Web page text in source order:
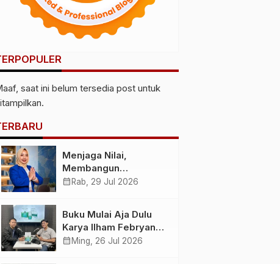
saat ini belum tersedia post untuk
Menjaga Nilai,
Membangun
Kemandirian
Ekonomi Perempuan
yang Berdaya,
Akuntabel dan
calendar_month Rab, 29 Jul 2026
Buku Mulai Aja Dulu
Karya Ilham Febryan
Hadir, Dorong Anak
calendar_month Ming, 26 Jul 2026